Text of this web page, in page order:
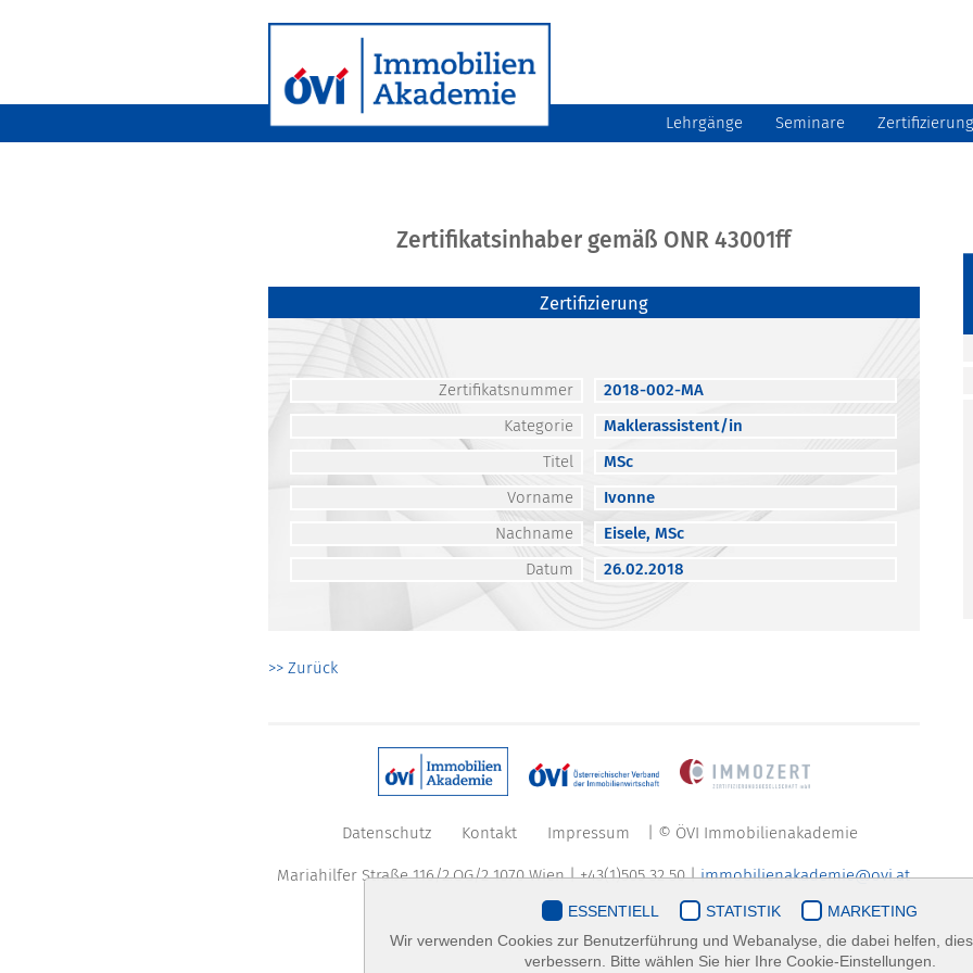
Lehrgänge Seminare Zertifizierung
Zertifikatsinhaber gemäß ONR 43001ff
Zertifizierung
Zertifikatsnummer
2018-002-MA
Kategorie
Maklerassistent/in
Titel
MSc
Vorname
Ivonne
Nachname
Eisele, MSc
Datum
26.02.2018
>> Zurück
Datenschutz Kontakt Impressum | © ÖVI Immobilienakademie
Mariahilfer Straße 116/2.OG/2 1070 Wien | +43(1)505 32 50 |immobilienakademie@ovi.at
ESSENTIELL STATISTIK
MARKETING
Wir verwenden Cookies zur Benutzerführung und Webanalyse, die dabei helfen,
verbessern. Bitte wählen Sie hier Ihre Cookie-Einstellungen.